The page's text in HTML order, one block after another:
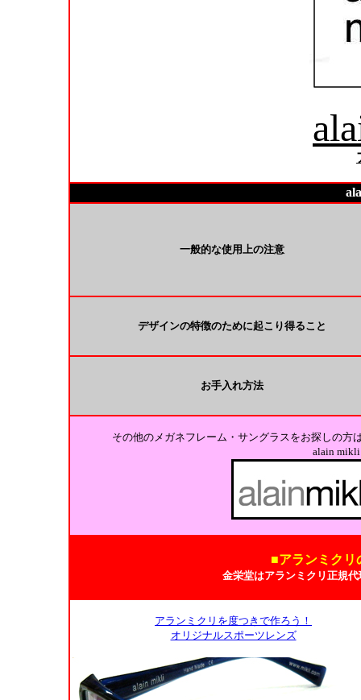
一般的な使用上の注意
デザインの特徴のために起こり得ること
お手入れ方法
その他のメガネフレーム・サングラスをお探しの方
alain
■アランミクリ
金栄堂はアランミクリ正規
アランミクリを度つきで作ろう！
オリジナルスポーツレンズ